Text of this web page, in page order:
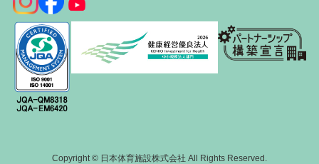
Copyright © 日本体育施設株式会社 All Rights Reserved.